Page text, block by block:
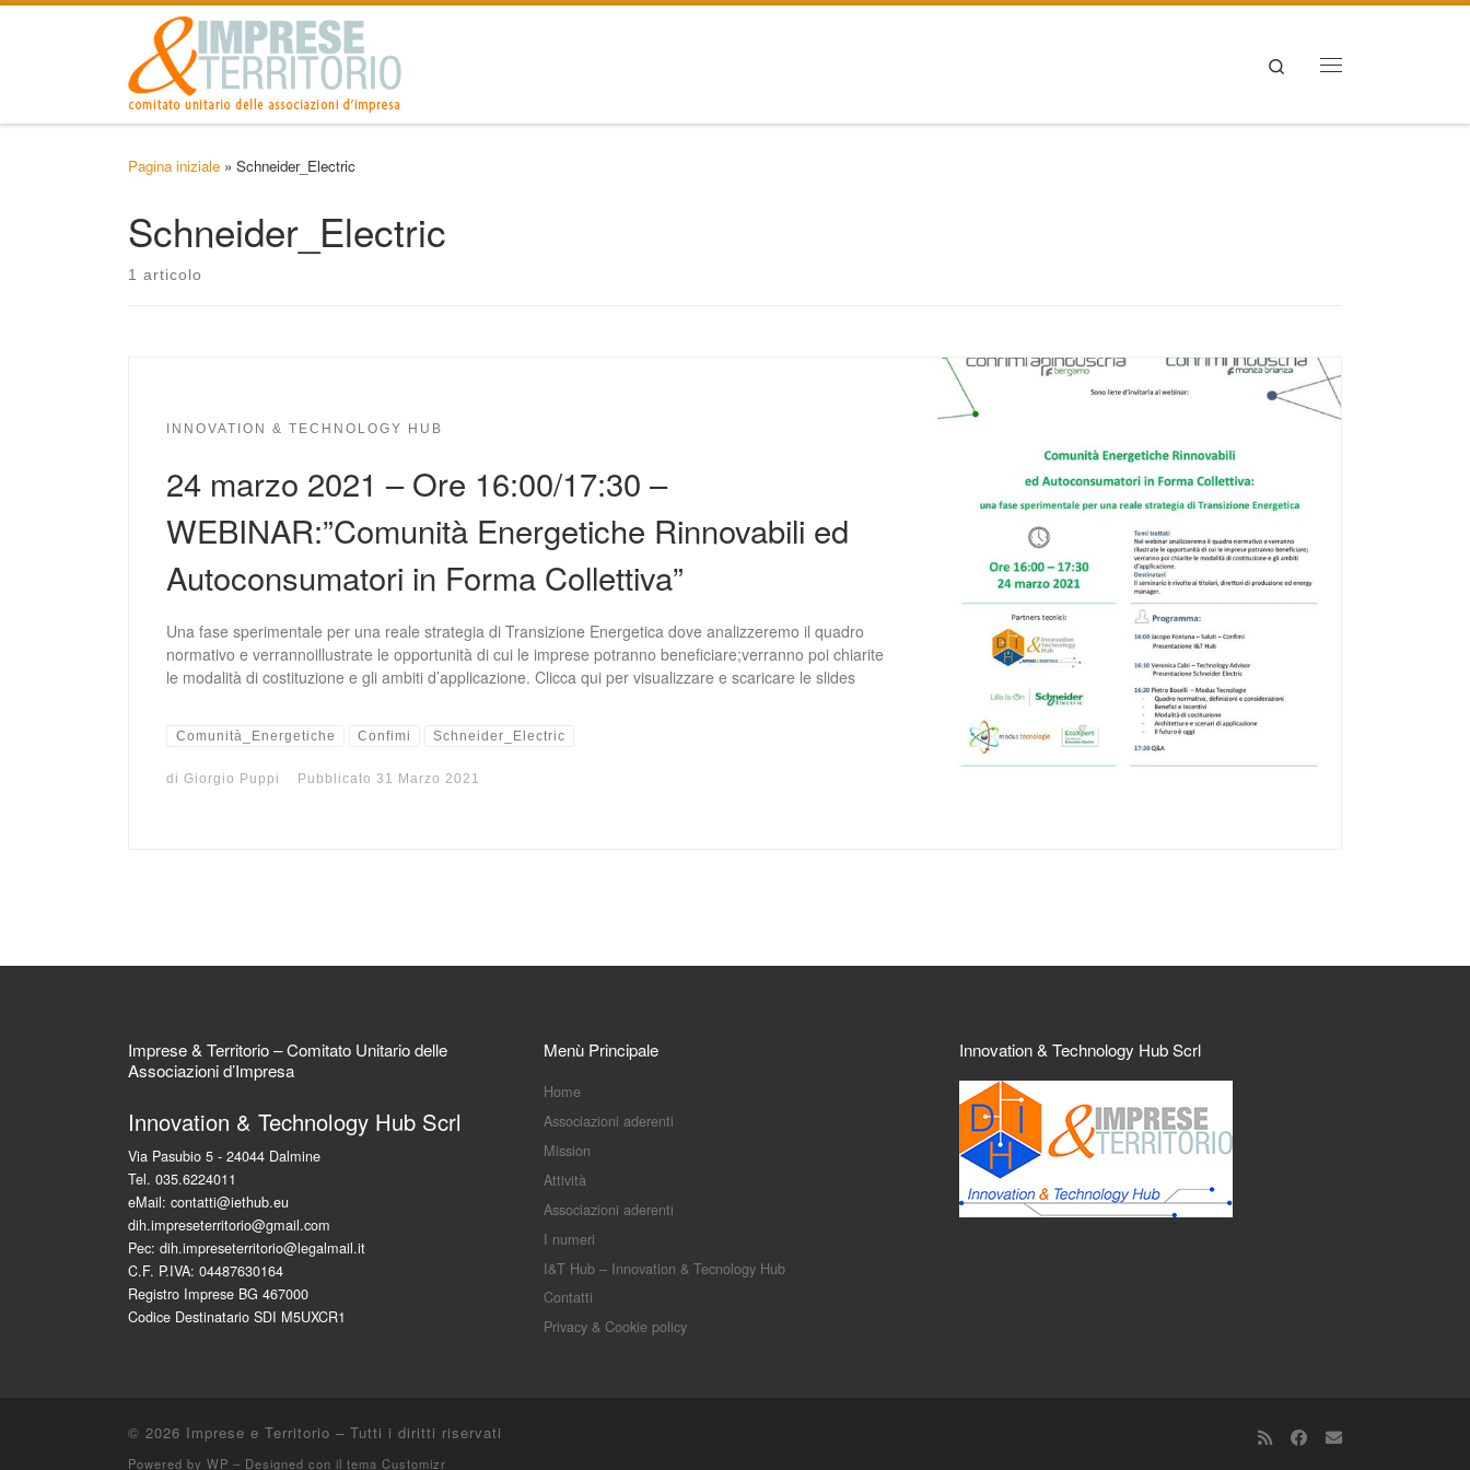
Passa al contenuto
Search
Pagina iniziale » Schneider_Electric
Schneider_Electric
1 articolo
INNOVATION & TECHNOLOGY HUB
24 marzo 2021 – Ore 16:00/17:30 –
WEBINAR:”Comunità Energetiche Rinnovabili ed
Autoconsumatori in Forma Collettiva”
Una fase sperimentale per una reale strategia di Transizione Energetica dove analizzeremo il quadro
normativo e verrannoillustrate le opportunità di cui le imprese potranno beneficiare;verranno poi chiarite
le modalità di costituzione e gli ambiti d’applicazione. Clicca qui per visualizzare e scaricare le slides
Comunità_Energetiche Confimi Schneider_Electric
diGiorgio Puppi Pubblicato31 Marzo 2021
Imprese & Territorio – Comitato Unitario delle
Associazioni d’Impresa
Innovation & Technology Hub Scrl
Via Pasubio 5 - 24044 Dalmine
Tel. 035.6224011
eMail: contatti@iethub.eu
dih.impreseterritorio@gmail.com
Pec: dih.impreseterritorio@legalmail.it
C.F. P.IVA: 04487630164
Registro Imprese BG 467000
Codice Destinatario SDI M5UXCR1
Menù Principale
Home
Associazioni aderenti
Mission
Attività
Associazioni aderenti
I numeri
I&T Hub – Innovation & Tecnology Hub
Contatti
Privacy & Cookie policy
Innovation & Technology Hub Scrl
© 2026 Imprese e Territorio – Tutti i diritti riservati
Powered by WP – Designed con il tema Customizr